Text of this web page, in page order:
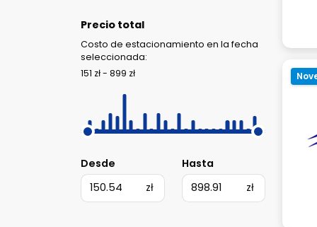
Precio total
Costo de estacionamiento en la fecha
seleccionada:
151 zł - 899 zł
Desde
zł
Hasta
zł